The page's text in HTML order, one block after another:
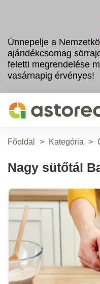
Ünnepelje a
ajándékcsomag
feletti megrendelése
vasárnapig érvényes!
Főoldal > Kategória >
Nagy sütőtál